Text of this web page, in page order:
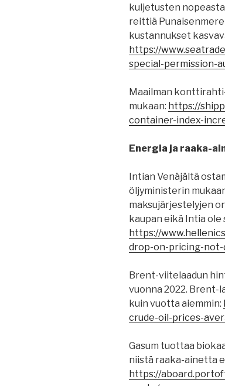
kuljetusten
reittiä
kustannukset
https://
special-permission-
Maailman
mukaan: https://
container-index-
Energia ja raaka-
Intian Venäjältä
öljyministerin
maksujärjestelyjen
kaupan eikä Intia
https://
drop-on-pricing-
Brent-viitelaadun
vuonna 2022. Brent-
kuin vuotta aiemmin:
crude-oil-prices-
Gasum tuottaa
niistä raaka-ainetta
https://